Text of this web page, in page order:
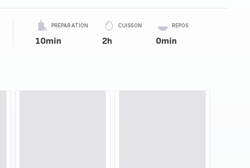
PRÉPARATION
10min
CUISSON
2h
REPOS
0min